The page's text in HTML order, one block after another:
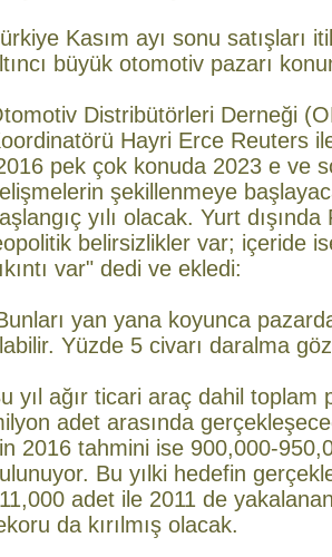
Kasım ayı sonu satışları
büyük otomotiv pazarı
Distribütörleri Derneği
Hayri Erce Reuters
pek çok konuda 2023 e ve
şekillenmeye
yılı olacak. Yurt
belirsizlikler var; içeride
var" dedi ve ekledi:
yan yana koyunca
Yüzde 5 civarı daralma
yıl ağır ticari araç dahil toplam
adet arasında
2016 tahmini ise 900,000-
Bu yılki hedefin
adet ile 2011 de
da kırılmış olacak.